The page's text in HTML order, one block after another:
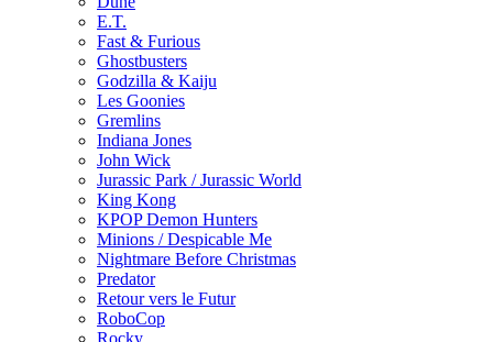
E.T.
Fast & Furious
Ghostbusters
Godzilla & Kaiju
Les Goonies
Gremlins
Indiana Jones
John Wick
Jurassic Park / Jurassic World
King Kong
KPOP Demon Hunters
Minions / Despicable Me
Nightmare Before Christmas
Predator
Retour vers le Futur
RoboCop
Rocky